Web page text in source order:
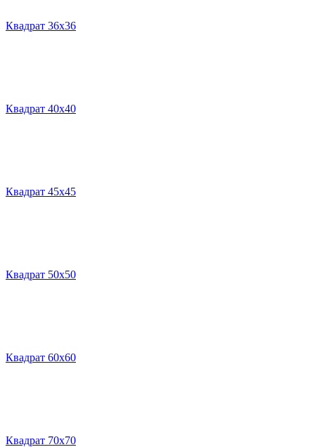
Квадрат 36х36
Квадрат 40х40
Квадрат 45х45
Квадрат 50х50
Квадрат 60х60
Квадрат 70х70